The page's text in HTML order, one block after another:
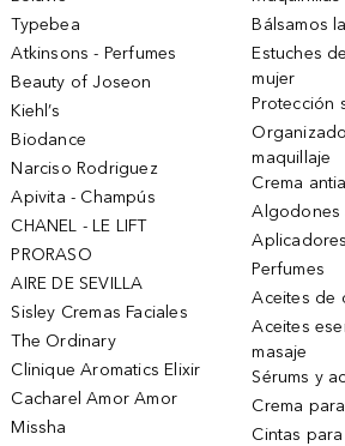
Typebea
Atkinsons - Perfumes
Beauty of Joseon
Kiehl’s
Biodance
Narciso Rodriguez
Apivita - Champús
CHANEL - LE LIFT
PRORASO
AIRE DE SEVILLA
Sisley Cremas Faciales
The Ordinary
Clinique Aromatics Elixir
Cacharel Amor Amor
Missha
Bálsamos
Estuches
mujer
Protección
maquillaje
Crema
Algodones
Aplicadores
Perfumes
Aceites de
Aceites
masaje
Sérums y
Crema
Cintas